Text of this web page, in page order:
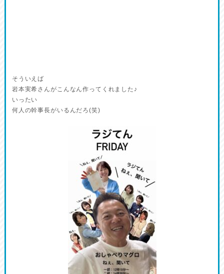
そういえば
岩本実希さんがこんなん作ってくれました♪
いったい
何人の幹事長がいるんだろ(笑)